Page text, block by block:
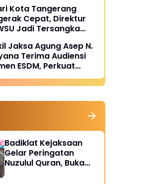
Dijebloskan ke
Kota Tangerang
Cepat, Direktur
Jadi Tersangka
Boeing 737-
Jaksa Agung Asep N.
Terima Audiensi
ESDM, Perkuat
Hukum Kawal
Energi Nasional
Badiklat Kejaksaan
Gelar Peringatan
Nuzulul Quran, Buka